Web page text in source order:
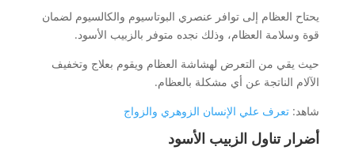
يحتاح العظام إلى توافر عنصري البوتاسيوم والكالسيوم لضمان
قوة وسلامة العظام، وذلك نجده متوفر بالزبيب الأسود.
حيث يقي من التعرض لهشاشة العظام ويقوم بعلاج وتخفيف
الآلام الناتجة عن أي مشكلة بالعظام.
شاهد: تعرف علي الإنسان الزوهري والزواج
أضرار تناول الزبيب الأسود